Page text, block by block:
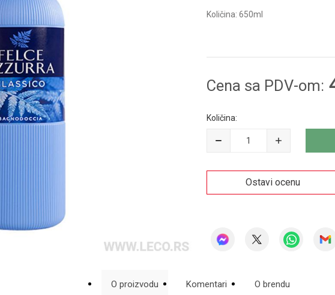
Količina: 650ml
Cena sa PDV-om:
Količina:
Ostavi ocenu
O proizvodu Komentari O brendu